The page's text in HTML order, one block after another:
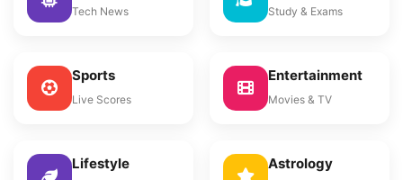
Tech News Study & Exams
Sports
Live Scores
Entertainment
Movies & TV
Lifestyle Astrology